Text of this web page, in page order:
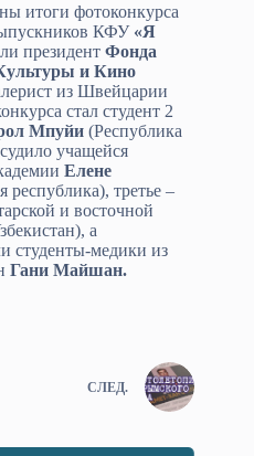
итоги фотоконкурса
КФУ «Я
президент Фонда
и Кино
из Швейцарии
стал студент 2
Мпуйи (Республика
учащейся
Елене
республика), третье –
и восточной
а
студенты-медики из
Гани Майшан.
СЛЕД.